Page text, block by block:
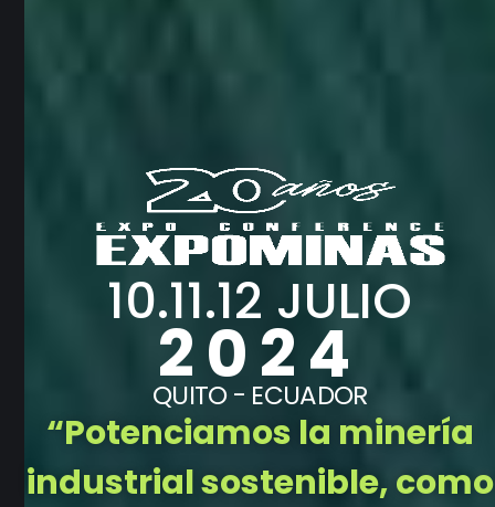
10.11.12 JULIO
2024
QUITO - ECUADOR
“Potenciamos la minería
industrial sostenible, como